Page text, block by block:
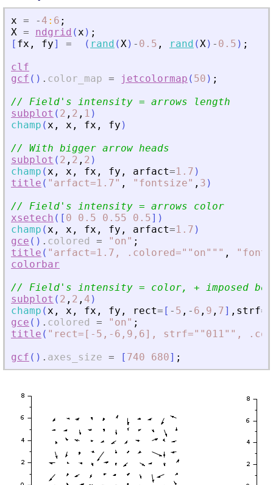
x = - 4 : 6 ;
X = ndgrid (x ) ;
[ fx , fy] = ( rand (X) - 0.5 , rand (X) - 0.5 ) ;
clf
gcf ( ) . color_map = jetcolormap ( 50 ) ;
// Field ' s intensity = arrows length
subplot ( 2 , 2 , 1 )
champ (x , x , fx , fy )
// With bigger arrow heads
subplot ( 2 , 2 , 2 )
champ (x , x , fx , fy , arfact=1.7 )
title ( " arfact=1.7" , " fontsize" , 3 )
// Field ' s intensity = arrows color
xsetech ( [ 0 0.5 0.55 0.5] )
champ (x , x , fx , fy , arfact=1.7 )
gce ( ) . colored = " on" ;
title ( " arfact=1.7, .colored=""on"" " , "
colorbar
// Field ' s intensity = color, + imposed
subplot ( 2 , 2 , 4 )
champ (x , x , fx , fy , rect= [ - 5 , - 6 , 9 , 7] , strf=
gce ( ) . colored = " on" ;
title ( " rect=[-5,-6,9,6], strf=""011"",
gcf ( ) . axes_size = [ 740 680] ;